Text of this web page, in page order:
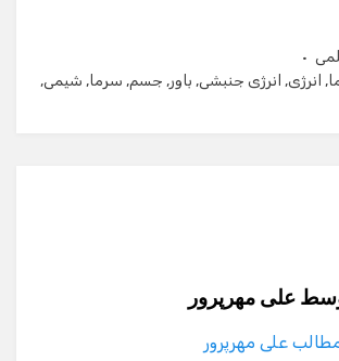
, انرژی, انرژی جنبشی, باور, جسم, سرما, شیمی,
علی مهرپرور
علی مهرپرور